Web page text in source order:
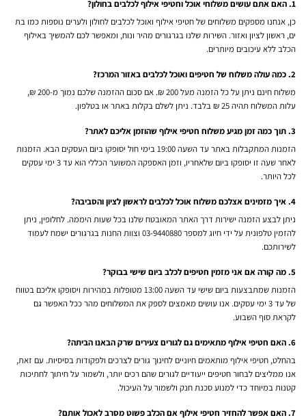
1. האם אתם עושים משלוחי אוכל וחטיפי אילוף לכלבים בחולון?
כן, אנחנו מספקים משלוחים של חטיפי אילוף ואוכל לכלבים לחולון ולערים נוספות כמו בת
ים, ראשון לציון ואזור. השירות שלנו בגרגורים מהיר ונוח, ומאפשר לכם להמשיך באילוף
הכלב ללא עיכובים מיותרים.
2. כמה עולה משלוח של חטיפים ואוכל לכלבים באזור המרכז?
משלוח חינם ניתן על כל הזמנה מעל 200 ₪
. אם סכום ההזמנה שלכם נמוך מ-200 ₪,
עלות המשלוח תהיה 25 ₪ בלבד
. ניתן לשלם בקלות באתר או בטלפון.
3. תוך כמה זמן מגיע משלוח חטיפי אילוף שהוזמן אליכם לאתר?
הזמנות המתקבלות באתר עד השעה 19:00 בימי חול יסופקו ביום העסקים הבא
. הזמנות
לאחר שעה זו יסופקו ביום שלאחריו, וזמן האספקה המשוער הכללי הוא עד 3 ימי עסקים
לכל היותר.
4. איך מזמינים אצלכם משלוח אוכל לכלבים לראשון לציון והסביבה?
ניתן לבצע הזמנה ישירות דרך האתר המאובטח שלנו בכל שעות היממה. לחלופין, ניתן
להזמין טלפונית על ידי חיוג למספר 03-9440880
וצוות החנות בגרגורים ישמח לעמוד
לשירותכם.
5. מה קורה אם אני מזמין חטיפים לכלב ביום שישי בבוקר?
הזמנות שמתבצעות ביום שישי עד השעה 13:00 מטופלות במהירות ויסופקו אליכם בטווח
של עד 3 ימי עסקים
. אנו עושים מאמצים לספק את המשלוחים מהר ככל האפשר גם
לקראת סוף השבוע.
6. האם חטיפי אילוף מתאימים גם לגורים צעירים שרק הבאנו הביתה?
בהחלט, חטיפי אילוף מותאמים חיוניים לחינוך גורים לצרכים ולפקודות בסיסיות. עם זאת,
אנו ממליצים לבחור חטיפים ייעודיים לגורים שהם רכים יותר, ולשמור על חיתוך לחתיכות
קטנות במיוחד כדי למנוע סכנת חנק ולשמור על העיכול.
7. האם אפשר להחזיר חטיפי אילוף אם הכלב פשוט מסרב לאכול אותם?